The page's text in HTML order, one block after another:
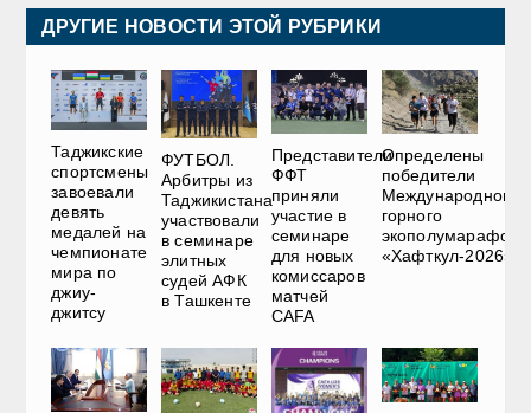
ДРУГИЕ НОВОСТИ ЭТОЙ РУБРИКИ
Таджикские
спортсмены
завоевали
девять
медалей на
чемпионате
мира по
джиу-
джитсу
ФУТБОЛ.
Арбитры из
Таджикистана
участвовали
в семинаре
элитных
судей АФК
в Ташкенте
Представители
ФФТ
приняли
участие в
семинаре
для новых
комиссаров
матчей
CAFA
Определены
победители
Международного
горного
экополумарафона
«Хафткул-2026»